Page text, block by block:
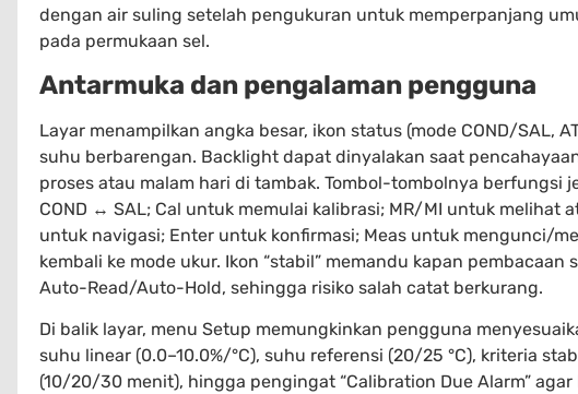
dengan air suling setelah pengukuran untuk memperpanjang
pada permukaan sel.
Antarmuka dan pengalaman pengguna
Layar menampilkan angka besar, ikon status (mode COND/SAL,
suhu berbarengan. Backlight dapat dinyalakan saat
proses atau malam hari di tambak. Tombol-tombolnya berfungsi
COND ↔ SAL; Cal untuk memulai kalibrasi; MR/MI untuk melihat
untuk navigasi; Enter untuk konfirmasi; Meas untuk mengunci/
kembali ke mode ukur. Ikon “stabil” memandu kapan
Auto-Read/Auto-Hold, sehingga risiko salah catat berkurang.
Di balik layar, menu Setup memungkinkan pengguna
suhu linear (0.0–10.0%/°C), suhu referensi (20/25 °C), kriteria
(10/20/30 menit), hingga pengingat “Calibration Due Alarm”